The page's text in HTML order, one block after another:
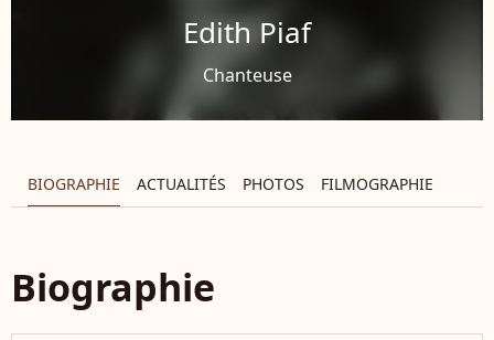
Edith Piaf
Chanteuse
BIOGRAPHIE ACTUALITÉS PHOTOS FILMOGRAPHIE
Biographie